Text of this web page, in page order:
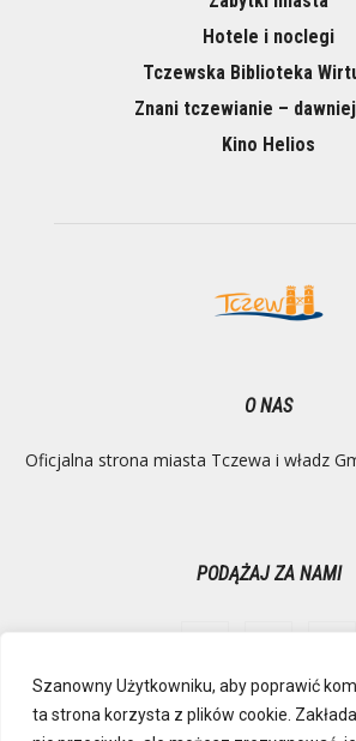
Szanowny Użytkowniku, aby poprawić
ta strona korzysta z plików cookie.
Hotele i noclegi
Tczewska Biblioteka
Znani tczewianie –
Kino Helios
O NAS
Oficjalna strona miasta Tczewa i władz
PODĄŻAJ ZA NAMI
Ochrona danych osobowych Inspektor